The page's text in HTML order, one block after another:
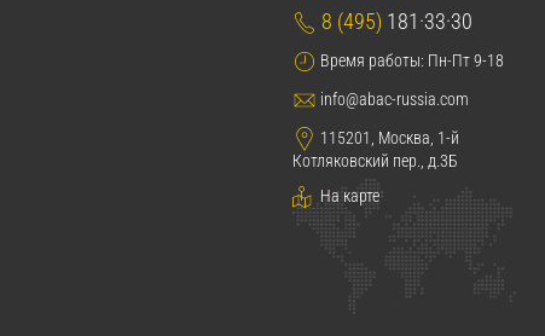
8 (495) 181·33·30
Время работы: Пн-Пт 9-18
info@abac-russia.com
115201, Москва, 1-й
Котляковский пер., д.3Б
На карте